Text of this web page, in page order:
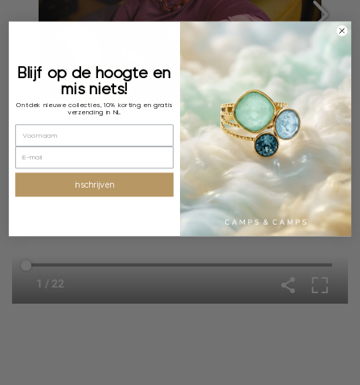
Blijf op de hoogte en
mis niets!
Ontdek nieuwe collecties, 10% korting en gratis
verzending in NL
inschrijven